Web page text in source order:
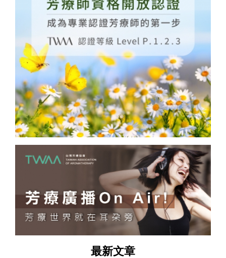
最新文章